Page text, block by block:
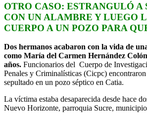
OTRO CASO: ESTRANGULÓ A
CON UN ALAMBRE Y LUEGO
CUERPO A UN POZO PARA
Dos hermanos acabaron con la vida de
como María del Carmen Hernández
años. Funcionarios del Cuerpo de
Penales y Criminalísticas (Cicpc)
sepultado en un pozo séptico en Catia.
La víctima estaba desaparecida desde hace
Nuevo Horizonte, parroquia Sucre,